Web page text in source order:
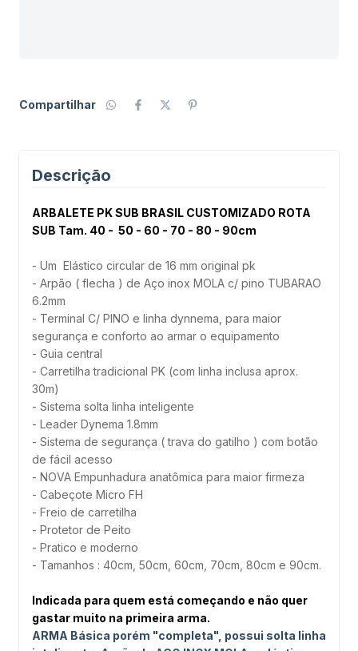
Compartilhar
Descrição
ARBALETE PK SUB BRASIL CUSTOMIZADO ROTA
SUB Tam. 40 - 50 - 60 - 70 - 80 - 90cm
- Um Elástico circular de 16 mm original pk
- Arpão ( flecha ) de Aço inox MOLA c/ pino TUBARAO
6.2mm
- Terminal C/ PINO e linha dynnema, para maior
segurança e conforto ao armar o equipamento
- Guia central
- Carretilha tradicional PK (com linha inclusa aprox.
30m)
- Sistema solta linha inteligente
- Leader Dynema 1.8mm
- Sistema de segurança ( trava do gatilho ) com botão
de fácil acesso
- NOVA Empunhadura anatômica para maior firmeza
- Cabeçote Micro FH
- Freio de carretilha
- Protetor de Peito
- Pratico e moderno
- Tamanhos : 40cm, 50cm, 60cm, 70cm, 80cm e 90cm.
Indicada para quem está começando e não quer
gastar muito na primeira arma.
ARMA Básica porém "completa", possui solta linha